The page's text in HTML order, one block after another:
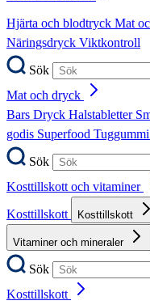
Hjärta och blodtryck Mat
Näringsdryck Viktkontroll
Sök
Mat och dryck
Bars Dryck Halstabletter
godis Superfood Tuggummi
Sök
Kosttillskott och vitaminer
Kosttillskott
Kosttillskott
Vitaminer och mineraler
Sök
Kosttillskott